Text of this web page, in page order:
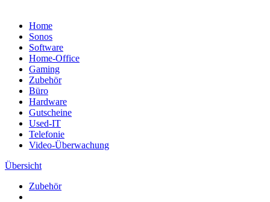
Home
Sonos
Software
Home-Office
Gaming
Zubehör
Büro
Hardware
Gutscheine
Used-IT
Telefonie
Video-Überwachung
Übersicht
Zubehör